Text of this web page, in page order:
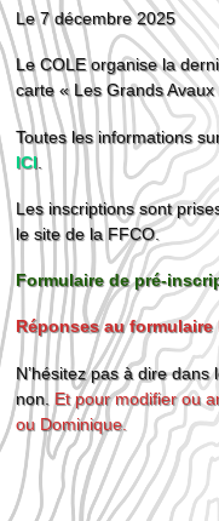
Le 7 décembre 2025
Le COLE organise la
carte « Les Grands
Toutes les informations
ICI.
Les inscriptions sont
le site de la FFCO.
Formulaire de pré-
Réponses au formulaire
N’hésitez pas à dire
non.Et pour modifier ou
ou Dominique.